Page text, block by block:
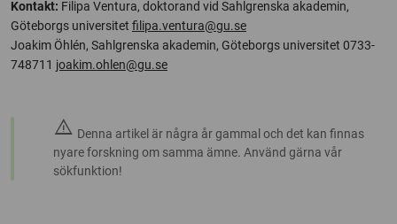
Kontakt: Filipa Ventura, doktorand vid Sahlgrenska akademin,
Göteborgs universitet filipa.ventura@gu.se
Joakim Öhlén, Sahlgrenska akademin, Göteborgs universitet 0733-
748711 joakim.ohlen@gu.se
warning Denna artikel är några år gammal och det kan finnas
nyare forskning om samma ämne. Använd gärna vår
sökfunktion!